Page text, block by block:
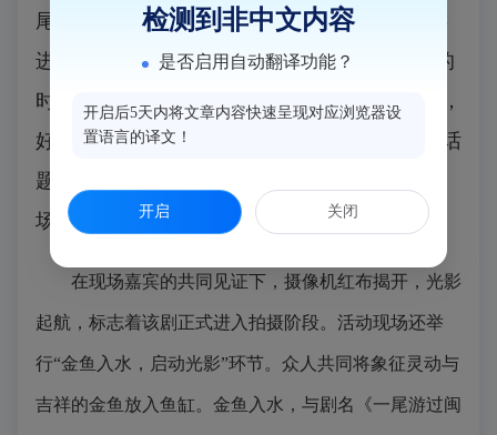
尾‘金鱼’，带着闽侯的山水、人情和烟火气，游
进观众心里，游出闽侯深厚的文化根脉与鲜活的
时代气息。同时，这部短剧开机还是‘遇见闽侯，
好好撒野’五一系列活动的精彩预热，提前丰富话
题、积蓄热度，助力引爆五一假日文旅市
场。”
闽侯县旅游事业发展中心主任徐辉表示。
在现场嘉宾的共同见证下，摄像机红布揭开，光影
起航，标志着该剧正式进入拍摄阶段。 活动现场还举
行“金鱼入水，启动光影”环节。众人共同将象征灵动与
吉祥的金鱼放入鱼缸。金鱼入水，与剧名《一尾游过闽
检测到非中文内容
是否启用自动翻译功能？
开启后5天内将文章内容快速呈现对应浏览器设
置语言的译文！
开启 关闭